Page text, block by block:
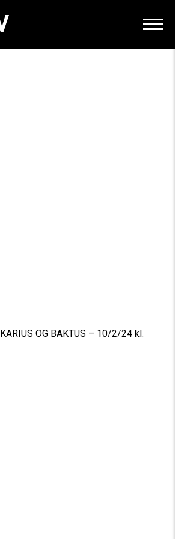
KARIUS OG BAKTUS – 10/2/24 kl.